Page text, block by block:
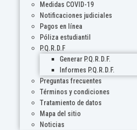
Medidas COVID-19
Notificaciones judiciales
Pagos en línea
Póliza estudiantil
P.Q.R.D.F
Generar P.Q.R.D.F.
Informes P.Q.R.D.F.
Preguntas frecuentes
Términos y condiciones
Tratamiento de datos
Mapa del sitio
Noticias